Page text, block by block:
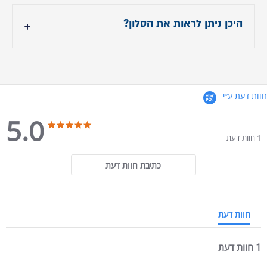
גבוה הסלון כ- 75 ס"מ
היכן ניתן לראות את הסלון?
חוות דעת ע״י
5.0
5.0 star rating
1 חוות דעת
כתיבת חוות דעת
חוות דעת
1 חוות דעת